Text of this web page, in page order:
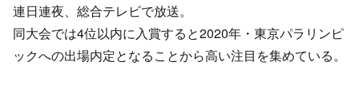
連日連夜、総合テレビで放送。
同大会では4位以内に入賞すると2020年・東京パラリンピ
ックへの出場内定となることから高い注目を集めている。